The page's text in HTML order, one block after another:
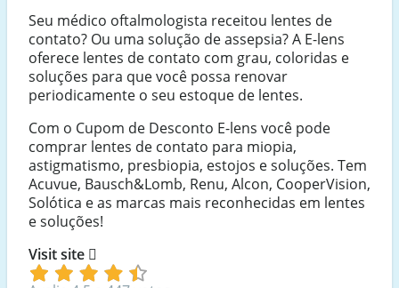
Seu médico oftalmologista receitou lentes de
contato? Ou uma solução de assepsia? A E-lens
oferece lentes de contato com grau, coloridas e
soluções para que você possa renovar
periodicamente o seu estoque de lentes.
Com o Cupom de Desconto E-lens você pode
comprar lentes de contato para miopia,
astigmatismo, presbiopia, estojos e soluções. Tem
Acuvue, Bausch&Lomb, Renu, Alcon, CooperVision,
Solótica e as marcas mais reconhecidas em lentes
e soluções!
Visit site